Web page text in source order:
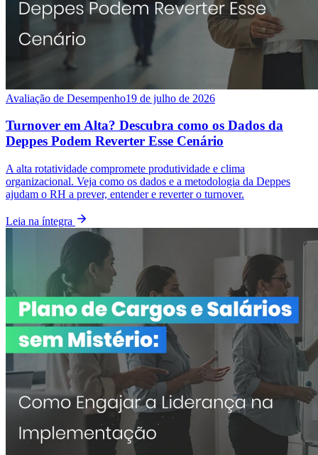
Avaliação de Desempenho19 de julho de 2026
Turnover em Alta? Descubra como os Dados da
Deppes Podem Reverter Esse Cenário
A alta rotatividade compromete produtividade e clima
organizacional. Veja como os dados e a metodologia da Deppes
ajudam o RH a prever, entender e reverter o turnover.
Leia na íntegra